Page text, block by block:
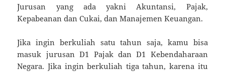
Jurusan yang ada yakni Akuntansi, Pajak,
Kepabeanan dan Cukai, dan Manajemen Keuangan.
Jika ingin berkuliah satu tahun saja, kamu bisa
masuk jurusan D1 Pajak dan D1 Kebendaharaan
Negara. Jika ingin berkuliah tiga tahun, karena itu